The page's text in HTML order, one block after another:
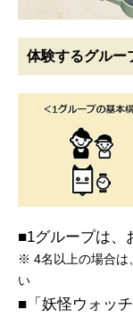
体験するグルー
■1グループは、
※ 4名以上の場合は
い
■「妖怪ウォッ